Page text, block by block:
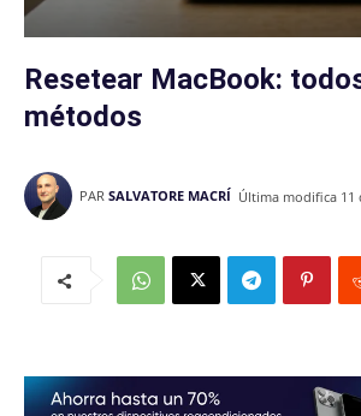
Resetear MacBook:
métodos
PAR SALVATORE MACRÍ Última modifica 11